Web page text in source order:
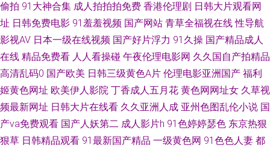
青操社区 麻豆免费看网页 黄色精品网址 国产精品成人一区二区 第一女优电
影院 后入丝袜大屁股 国产人妻精品在线 国精自拍 黑丝诱惑国产 福利二区视
频 阿v电影 91尤物播 91人妻喷水视频 91国产传媒视频 91污视频在线观看
91资源福利在线 91最新在线精品视频 91射精在线观看软件 91三及片网址
偷拍 91大神合集 成人拍拍拍免费 香港伦理剧 日韩大片观看网
址 日韩免费电影 91羞羞视频 国产网站 青草全福视在线 性导航
影视AV 日本一级在线视频 国产好片浮力 91久操 国产精品成人
在线 精品免费看 人人看操碰 午夜伦理电影网 久久国自产拍精品
高清乱码0 国产欧美 日韩三级黄色A片 伦理电影亚洲国产 福利
姬黄色网址 欧美伊人影院 丁香成人五月花 黄色网网址女 久草视
频最新网址 日韩大片在线看 久久亚洲人成 亚州色图乱伦小说 国
产va免费观看 国产人妖第二 成人影片h 91色婷婷瑟色 东京热狠
狠草 日韩精品观看 91最新国产精品 一级黄色网 91色色人妻 都